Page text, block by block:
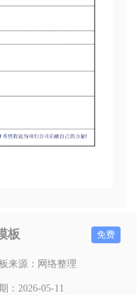
板 免费
来源： 网络整理
：2026-05-11